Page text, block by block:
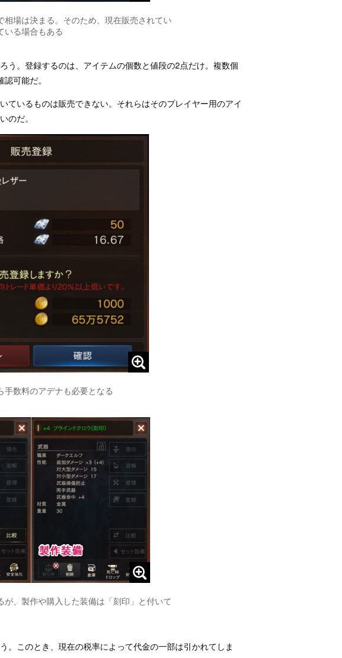
相場は決まる。そのため、現在販売されてい
いる場合もある
う。登録するのは、アイテムの個数と値段の2点だけ。複数個
可能だ。
ているものは販売できない。それらはそのプレイヤー用のアイ
のだ。
数料のアデナも必要となる
が、製作や購入した装備は「刻印」と付いて
。このとき、現在の税率によって代金の一部は引かれてしま